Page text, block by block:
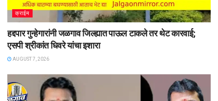
क्राईम
हद्दपार गुन्हेगारांनी जळगाव जिल्ह्यात पाऊल टाकले तर थेट कारवाई;
एसपी श्रीकांत धिवरे यांचा इशारा
AUGUST 7, 2026